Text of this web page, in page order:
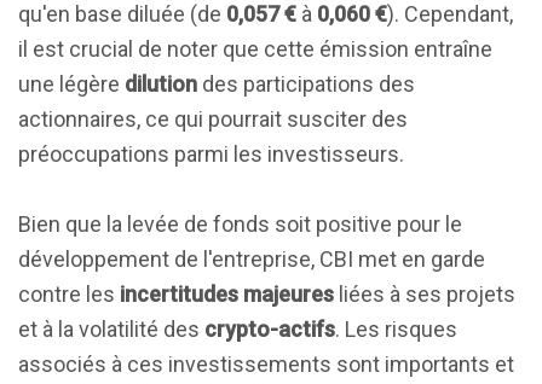
qu'en base diluée (de 0,057 € à 0,060 €). Cependant,
il est crucial de noter que cette émission entraîne
une légère dilution des participations des
actionnaires, ce qui pourrait susciter des
préoccupations parmi les investisseurs.
Bien que la levée de fonds soit positive pour le
développement de l'entreprise, CBI met en garde
contre les incertitudes majeures liées à ses projets
et à la volatilité des crypto-actifs. Les risques
associés à ces investissements sont importants et